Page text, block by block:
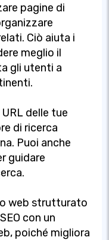
pagine di
Ciò aiuta i
meglio il
gli utenti a
delle tue
di ricerca
Puoi anche
guidare
web strutturato
con un
poiché migliora